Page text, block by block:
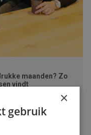
maanden? Zo
vindt
weer volop in
moment om vooruit
×
gebruik